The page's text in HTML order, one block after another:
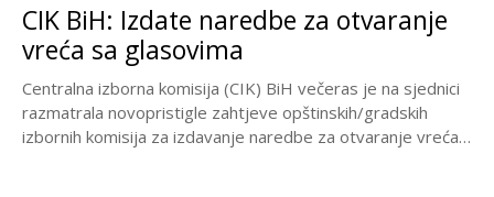
CIK BiH: Izdate naredbe za otvaranje
vreća sa glasovima
Centralna izborna komisija (CIK) BiH večeras je na sjednici
razmatrala novopristigle zahtjeve opštinskih/gradskih
izbornih komisija za izdavanje naredbe za otvaranje vreća